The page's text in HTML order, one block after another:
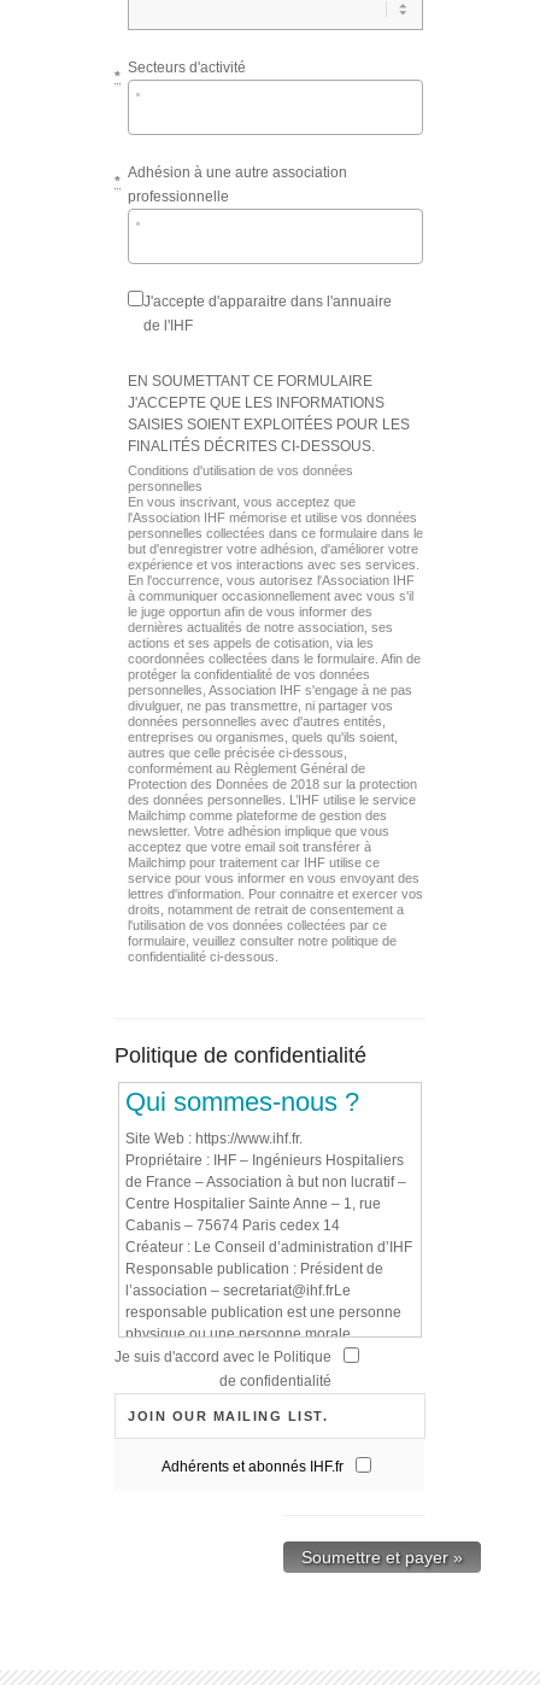
Secteurs d'activité
*
Adhésion à une autre association
professionnelle
*
J'accepte d'apparaitre dans l'annuaire
de l'IHF
EN SOUMETTANT CE FORMULAIRE
J'ACCEPTE QUE LES INFORMATIONS
SAISIES SOIENT EXPLOITÉES POUR LES
FINALITÉS DÉCRITES CI-DESSOUS.
Conditions d'utilisation de vos données
personnelles
En vous inscrivant, vous acceptez que
l'Association IHF mémorise et utilise vos données
personnelles collectées dans ce formulaire dans le
but d'enregistrer votre adhésion, d'améliorer votre
expérience et vos interactions avec ses services.
En l'occurrence, vous autorisez l'Association IHF
à communiquer occasionnellement avec vous s'il
le juge opportun afin de vous informer des
dernières actualités de notre association, ses
actions et ses appels de cotisation, via les
coordonnées collectées dans le formulaire. Afin de
protéger la confidentialité de vos données
personnelles, Association IHF s'engage à ne pas
divulguer, ne pas transmettre, ni partager vos
données personnelles avec d'autres entités,
entreprises ou organismes, quels qu'ils soient,
autres que celle précisée ci-dessous,
conformément au Règlement Général de
Protection des Données de 2018 sur la protection
des données personnelles. L’IHF utilise le service
Mailchimp comme plateforme de gestion des
newsletter. Votre adhésion implique que vous
acceptez que votre email soit transférer à
Mailchimp pour traitement car IHF utilise ce
service pour vous informer en vous envoyant des
lettres d'information. Pour connaitre et exercer vos
droits, notamment de retrait de consentement a
l'utilisation de vos données collectées par ce
formulaire, veuillez consulter notre politique de
confidentialité ci-dessous.
Politique de confidentialité
Qui sommes-nous ?
Site Web : https://www.ihf.fr.
Propriétaire : IHF – Ingénieurs Hospitaliers
de France – Association à but non lucratif –
Centre Hospitalier Sainte Anne – 1, rue
Cabanis – 75674 Paris cedex 14
Créateur : Le Conseil d’administration d’IHF
Responsable publication : Président de
l’association – secretariat@ihf.frLe
responsable publication est une personne
physique ou une personne morale.
Webmaster : Webmaster IHF –
webmaster@ihf.fr
Hébergeur : OVH – 2 rue Kellermann –
59100 Roubaix
Utilisation des données
Quand vous laissez un commentaire sur
la détection des commentaires indésirables.
Je suis d'accord avec le Politique
de confidentialité
JOIN OUR MAILING LIST.
Adhérents et abonnés IHF.fr